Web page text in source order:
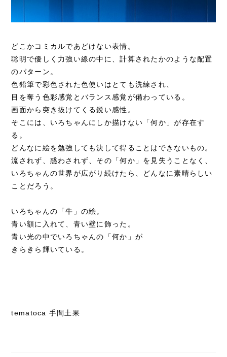
どこかコミカルであどけない表情。
聡明で優しく力強い線の中に、計算されたかのような配置
のパターン。
色鉛筆で彩色された色使いはとても洗練され、
目を奪う色彩感覚とバランス感覚が備わっている。
画面から突き抜けてくる鋭い感性。
そこには、いろちゃんにしか描けない「何か」が存在す
る。
どんなに絵を勉強しても決して得ることはできないもの。
流されず、惑わされず、その「何か」を見失うことなく、
いろちゃんの世界が広がり続けたら、どんなに素晴らしい
ことだろう。
いろちゃんの「牛」の絵。
青い額に入れて、青い壁に飾った。
青い光の中でいろちゃんの「何か」が
きらきら輝いている。
tematoca 手間土果